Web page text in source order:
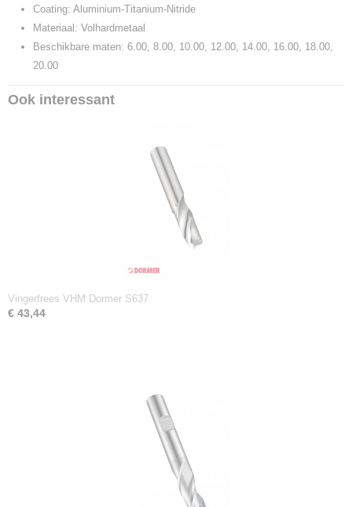
Coating: Aluminium-Titanium-Nitride
Materiaal: Volhardmetaal
Beschikbare maten: 6.00, 8.00, 10.00, 12.00, 14.00, 16.00, 18.00,
20.00
Ook interessant
Vingerfrees VHM Dormer S637
€ 43,44